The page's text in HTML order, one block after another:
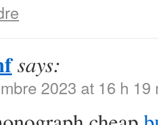
says:
2023 at 16 h 19